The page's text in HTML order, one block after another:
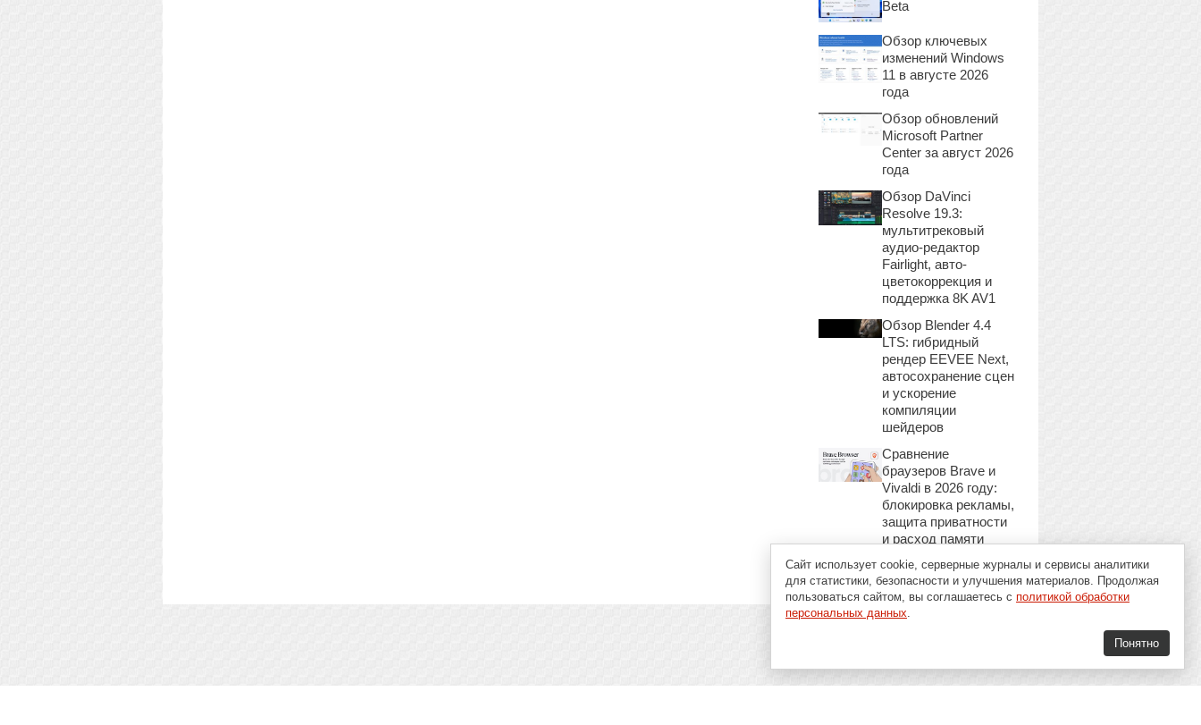
Beta
Обзор ключевых
изменений Windows
11 в августе 2026
года
Обзор обновлений
Microsoft Partner
Center за август 2026
года
Обзор DaVinci
Resolve 19.3:
мультитрековый
аудио-редактор
Fairlight, авто-
цветокоррекция и
поддержка 8K AV1
Обзор Blender 4.4
LTS: гибридный
рендер EEVEE Next,
автосохранение сцен
и ускорение
компиляции
шейдеров
Сравнение
браузеров Brave и
Vivaldi в 2026 году:
блокировка рекламы,
защита приватности
и расход памяти
Сайт использует cookie, серверные журналы и сервисы аналитики
для статистики, безопасности и улучшения материалов. Продолжая
пользоваться сайтом, вы соглашаетесь с политикой обработки
персональных данных.
Понятно